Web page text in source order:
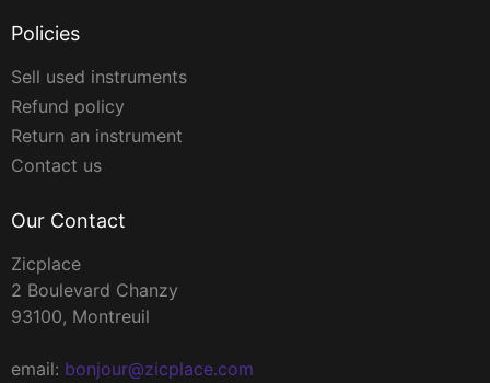
Policies
Sell used instruments
Refund policy
Return an instrument
Contact us
Our Contact
Zicplace
2 Boulevard Chanzy
93100, Montreuil
email: bonjour@zicplace.com